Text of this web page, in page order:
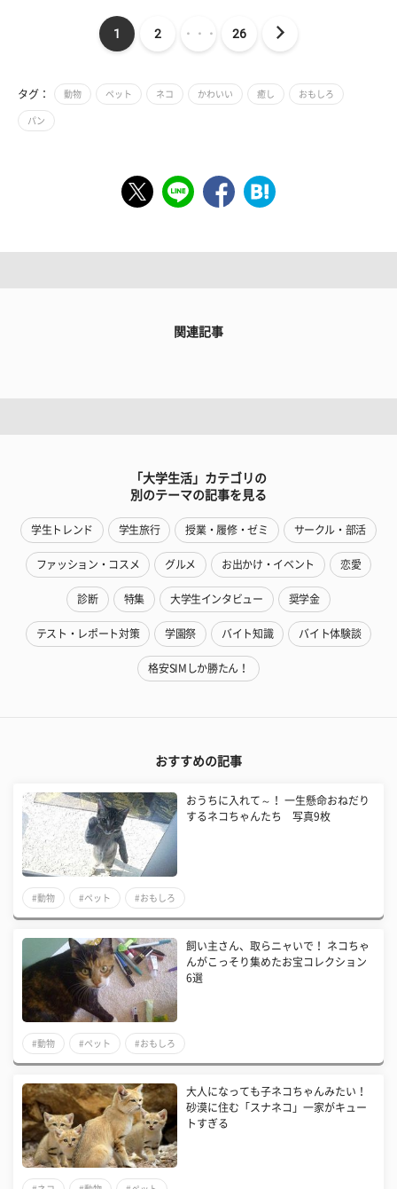
1 2 ・・・ 26
タグ： 動物 ペット ネコ かわいい 癒し おもしろ
パン
関連記事
「大学生活」カテゴリの
別のテーマの記事を見る
学生トレンド 学生旅行 授業・履修・ゼミ サークル・部活
ファッション・コスメ グルメ お出かけ・イベント 恋愛
診断 特集 大学生インタビュー 奨学金
テスト・レポート対策 学園祭 バイト知識 バイト体験談
格安SIMしか勝たん！
おすすめの記事
おうちに入れて～！ 一生懸命おねだり
するネコちゃんたち 写真9枚
#動物 #ペット #おもしろ
飼い主さん、取らニャいで！ ネコちゃ
んがこっそり集めたお宝コレクション
6選
#動物 #ペット #おもしろ
大人になっても子ネコちゃんみたい！
砂漠に住む「スナネコ」一家がキュー
トすぎる